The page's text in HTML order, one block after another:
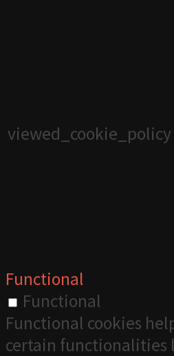
viewed_cookie_policy
Functional
Functional
Functional cookies
certain functionalities